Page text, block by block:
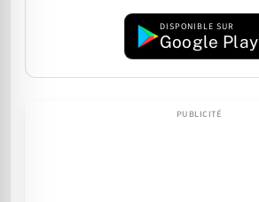
DISPONIBLE SUR
Google Play